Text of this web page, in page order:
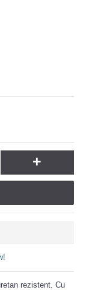
+
rezistent. Cu